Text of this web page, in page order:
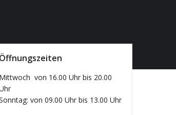
Öffnungszeiten
Mittwoch von 16.00 Uhr bis 20.00
von 09.00 Uhr bis 13.00 Uhr